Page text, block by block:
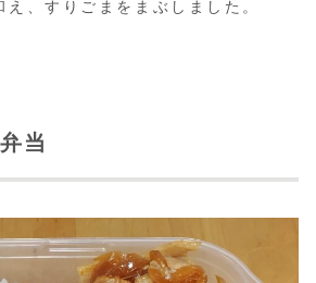
、すりごまをまぶしました。
当